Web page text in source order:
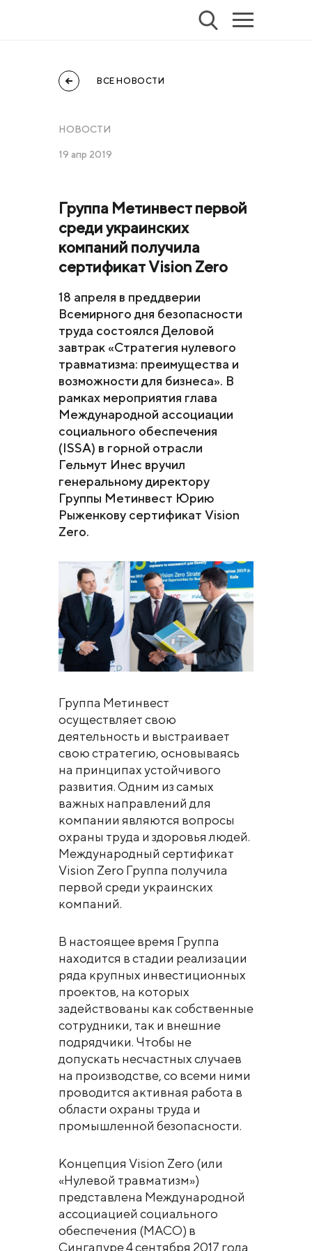
ВСЕ НОВОСТИ
НОВОСТИ
19 апр 2019
Группа Метинвест первой
среди украинских
компаний получила
сертификат Vision Zero
18 апреля в преддверии
Всемирного дня безопасности
труда состоялся Деловой
завтрак «Стратегия нулевого
травматизма: преимущества и
возможности для бизнеса». В
рамках мероприятия глава
Международной ассоциации
социального обеспечения
(ISSA) в горной отрасли
Гельмут Инес вручил
генеральному директору
Группы Метинвест Юрию
Рыженкову сертификат Vision
Zero.
Группа Метинвест
осуществляет свою
деятельность и выстраивает
свою стратегию, основываясь
на принципах устойчивого
развития. Одним из самых
важных направлений для
компании являются вопросы
охраны труда и здоровья людей.
Международный сертификат
Vision Zero Группа получила
первой среди украинских
компаний.
В настоящее время Группа
находится в стадии реализации
ряда крупных инвестиционных
проектов, на которых
задействованы как собственные
сотрудники, так и внешние
подрядчики. Чтобы не
допускать несчастных случаев
на производстве, со всеми ними
проводится активная работа в
области охраны труда и
промышленной безопасности.
Концепция Vision Zero (или
«Нулевой травматизм»)
представлена Международной
ассоциацией социального
обеспечения (МАСО) в
Сингапуре 4 сентября 2017 года